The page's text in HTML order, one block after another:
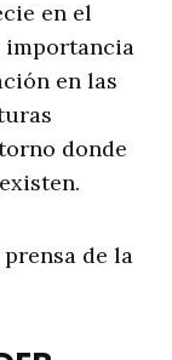
en el
importancia
en las
donde
de la